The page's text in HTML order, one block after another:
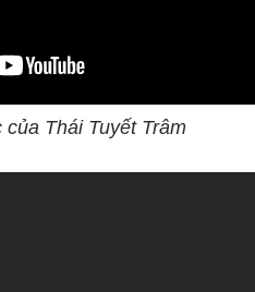
Thái Tuyết Trâm